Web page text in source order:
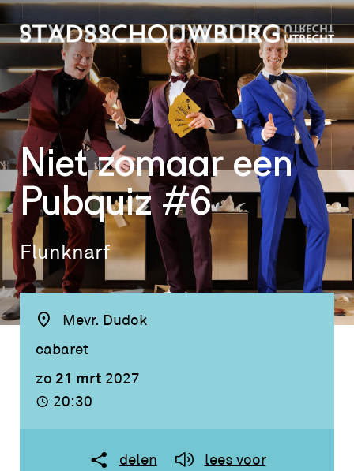
Niet zomaar een
Pubquiz #6
Flunknarf
Mevr. Dudok
cabaret
zo 21 mrt 2027
20:30
delen lees voor